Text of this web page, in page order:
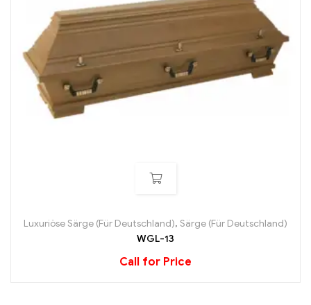
Luxuriöse Särge (Für Deutschland), Särge (Für Deutschland)
WGL-13
Call for Price